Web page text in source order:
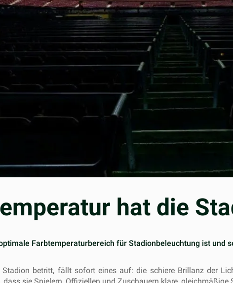
hat die
Farbtemperaturbereich für Stadionbeleuchtung ist und
betritt, fällt sofort eines auf: die schiere Brillanz der